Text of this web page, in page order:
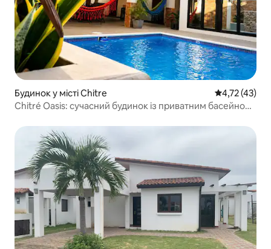
Будинок у місті Chitre Середня
4,72 (43)
Chitré Oasis: сучасний будинок із приватним басейном і